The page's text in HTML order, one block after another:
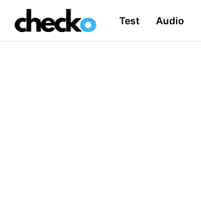
Test Audio
Search for: